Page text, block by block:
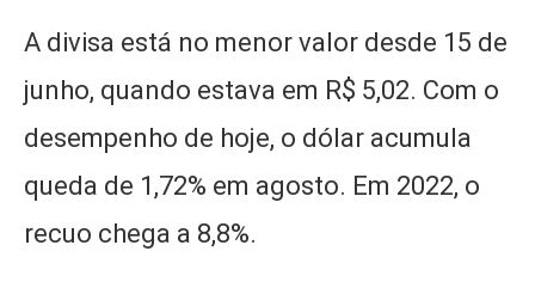
A divisa está no menor valor desde 15 de
junho, quando estava em R$ 5,02. Com o
desempenho de hoje, o dólar acumula
queda de 1,72% em agosto. Em 2022, o
recuo chega a 8,8%.